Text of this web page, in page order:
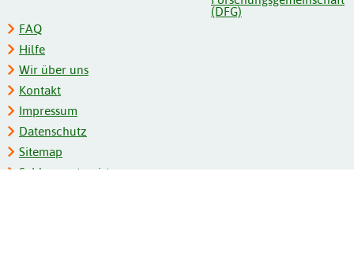
FAQ
Hilfe
Wir über uns
Kontakt
Impressum
Datenschutz
Sitemap
Schlagwortregister